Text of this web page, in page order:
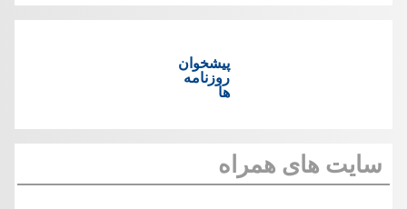
پیشخوان
روزنامه
ها
سایت های همراه